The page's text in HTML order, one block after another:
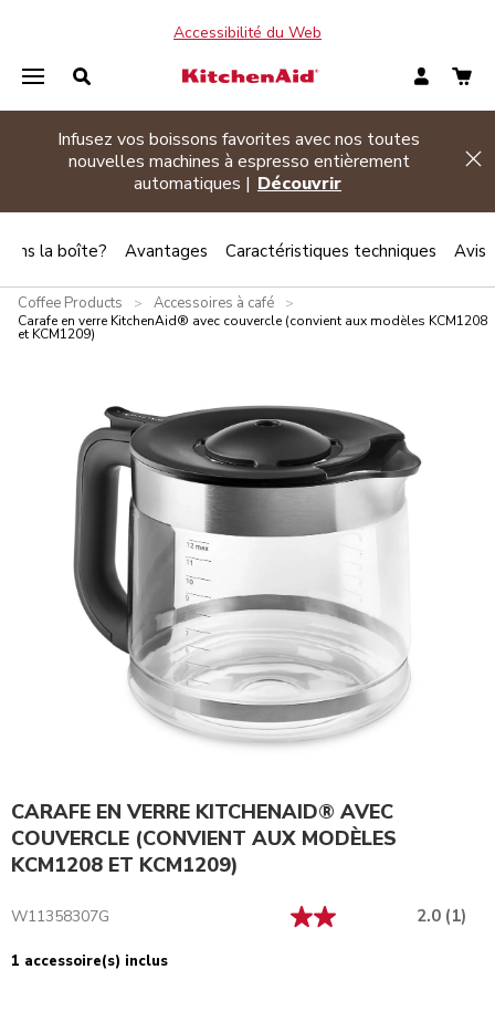
Accessibilité du Web
Infusez vos boissons favorites avec nos toutes
nouvelles machines à espresso entièrement
automatiques | Découvrir
Coffee Products > Accessoires à café
>
Carafe en verre KitchenAid® avec couvercle (convient aux modèles KCM1208
et KCM1209)
CARAFE EN VERRE KITCHENAID® AVEC
COUVERCLE (CONVIENT AUX MODÈLES
KCM1208 ET KCM1209)
W11358307G 2.0 (1)
1 accessoire(s) inclus
la boîte? Avantages Caractéristiques techniques Avis